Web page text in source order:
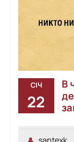
СІЧ
22
В